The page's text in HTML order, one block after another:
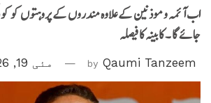
اب آئمہ و موذنین کے علاوہ مندروں کے پروہتوں کو کوئی
جائے گا ۔ کابینہ کا فیصلہ
by Qaumi Tanzeem مئی 19, 2026